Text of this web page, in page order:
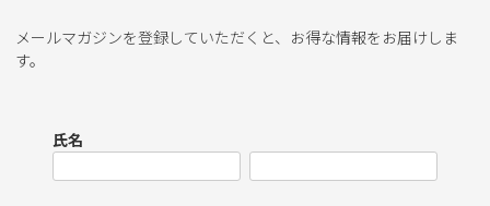
メールマガジンを登録していただくと、お得な情報をお届けしま
す。
氏名